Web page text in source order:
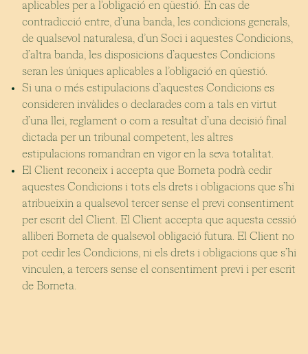
aplicables per a l’obligació en qüestió. En cas de
contradicció entre, d’una banda, les condicions generals,
de qualsevol naturalesa, d’un Soci i aquestes Condicions,
d’altra banda, les disposicions d’aquestes Condicions
seran les úniques aplicables a l’obligació en qüestió.
Si una o més estipulacions d’aquestes Condicions es
consideren invàlides o declarades com a tals en virtut
d’una llei, reglament o com a resultat d’una decisió final
dictada per un tribunal competent, les altres
estipulacions romandran en vigor en la seva totalitat.
El Client reconeix i accepta que Borneta podrà cedir
aquestes Condicions i tots els drets i obligacions que s’hi
atribueixin a qualsevol tercer sense el previ consentiment
per escrit del Client. El Client accepta que aquesta cessió
alliberi Borneta de qualsevol obligació futura. El Client no
pot cedir les Condicions, ni els drets i obligacions que s’hi
vinculen, a tercers sense el consentiment previ i per escrit
de Borneta.